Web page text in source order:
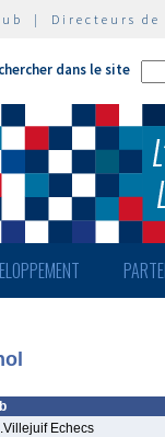
| Directeurs de
dans le site
Echecs